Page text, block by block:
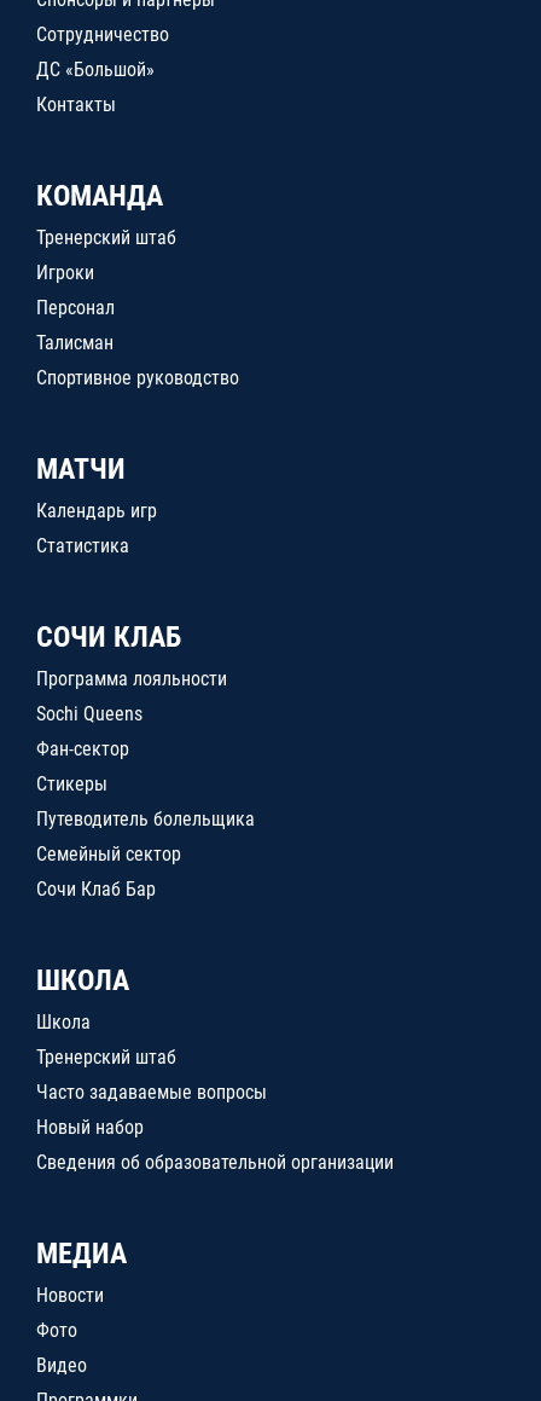
Сотрудничество
ДС «Большой»
Контакты
КОМАНДА
Тренерский штаб
Игроки
Персонал
Талисман
Спортивное руководство
МАТЧИ
Календарь игр
Статистика
СОЧИ КЛАБ
Программа лояльности
Sochi Queens
Фан-сектор
Стикеры
Путеводитель болельщика
Семейный сектор
Сочи Клаб Бар
ШКОЛА
Школа
Тренерский штаб
Часто задаваемые вопросы
Новый набор
Сведения об образовательной организации
МЕДИА
Новости
Фото
Видео